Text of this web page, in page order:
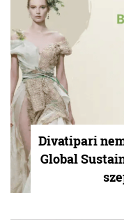
Divatipari
Global